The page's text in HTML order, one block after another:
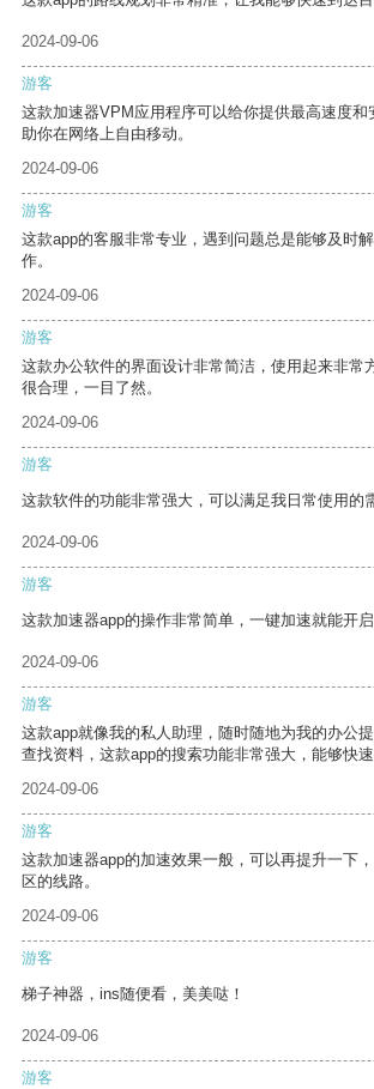
2024-09-06
游客
这款加速器VPM应用程序可以给你提供最高速度和
助你在网络上自由移动。
2024-09-06
游客
这款app的客服非常专业，遇到问题总是能够及时
作。
2024-09-06
游客
这款办公软件的界面设计非常简洁，使用起来非常
很合理，一目了然。
2024-09-06
游客
这款软件的功能非常强大，可以满足我日常使用的
2024-09-06
游客
这款加速器app的操作非常简单，一键加速就能开启
2024-09-06
游客
这款app就像我的私人助理，随时随地为我的办公
查找资料，这款app的搜索功能非常强大，能够快速
2024-09-06
游客
这款加速器app的加速效果一般，可以再提升一下
区的线路。
2024-09-06
游客
梯子神器，ins随便看，美美哒！
2024-09-06
游客